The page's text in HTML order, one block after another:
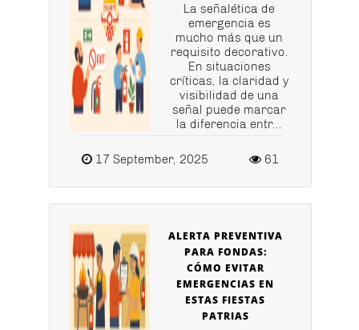
La señalética de
emergencia es
mucho más que un
requisito decorativo.
En situaciones
críticas, la claridad y
visibilidad de una
señal puede marcar
la diferencia entr...
17 September, 2025 61
ALERTA PREVENTIVA
PARA FONDAS:
CÓMO EVITAR
EMERGENCIAS EN
ESTAS FIESTAS
PATRIAS